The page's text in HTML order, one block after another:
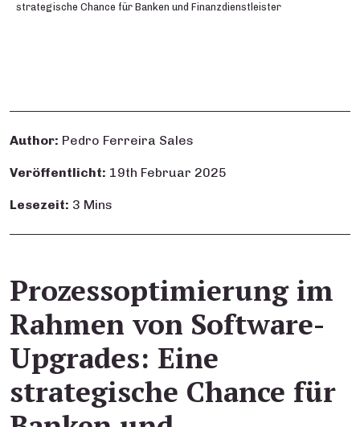
strategische Chance für Banken und Finanzdienstleister
Author: Pedro Ferreira Sales
Veröffentlicht: 19th Februar 2025
Lesezeit: 3 Mins
Prozessoptimierung im
Rahmen von Software-
Upgrades: Eine
strategische Chance für